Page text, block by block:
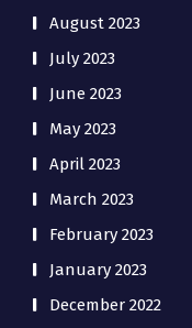
August 2023
July 2023
June 2023
May 2023
April 2023
March 2023
February 2023
January 2023
December 2022